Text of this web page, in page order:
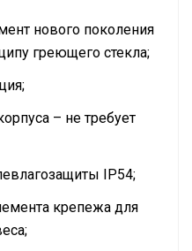
нового поколения
греющего стекла;
– не требует
IP54;
крепежа для